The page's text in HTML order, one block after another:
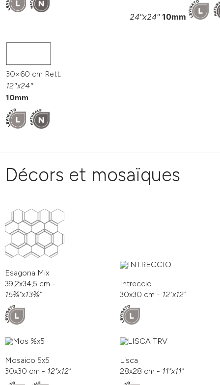
24"x24" 10mm
30×60 cm Rett.
12″x24″
10mm
Décors et mosaïques
Esagona Mix
39,2x34,5 cm -
15⅜"x13⅜"
Intreccio
30x30 cm - 12"x12"
Mosaico 5x5
30x30 cm - 12"x12"
Lisca
28x28 cm - 11"x11"